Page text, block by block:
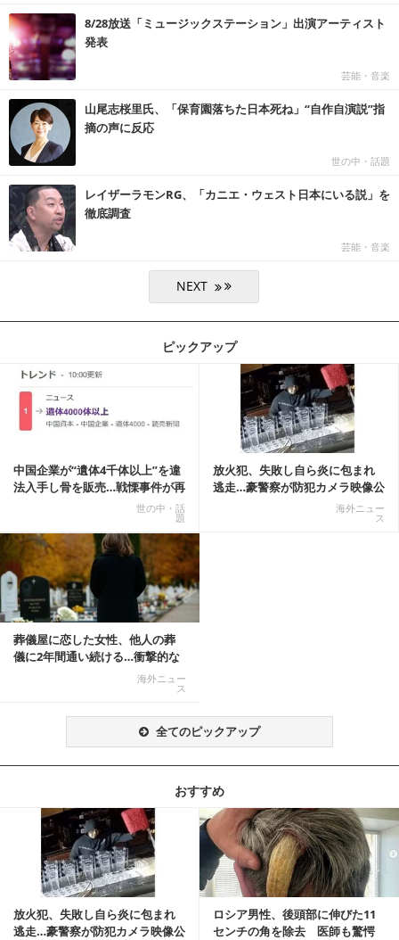
8/28放送「ミュージックステーション」出演アーティスト
発表
芸能・音楽
山尾志桜里氏、「保育園落ちた日本死ね」“自作自演説”指
摘の声に反応
世の中・話題
レイザーラモンRG、「カニエ・ウェスト日本にいる説」を
徹底調査
芸能・音楽
ピックアップ
中国企業が“遺体4千体以上”を違
法入手し骨を販売…戦慄事件が再
世の中・話
題
放火犯、失敗し自ら炎に包まれ
逃走…豪警察が防犯カメラ映像公
海外ニュー
ス
葬儀屋に恋した女性、他人の葬
儀に2年間通い続ける…衝撃的な
海外ニュー
ス
全てのピックアップ
おすすめ
放火犯、失敗し自ら炎に包まれ
逃走…豪警察が防犯カメラ映像公
ロシア男性、後頭部に伸びた11
センチの角を除去 医師も驚愕
記事を読む